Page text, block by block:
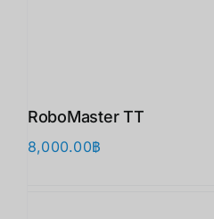
RoboMaster TT
8,000.00฿